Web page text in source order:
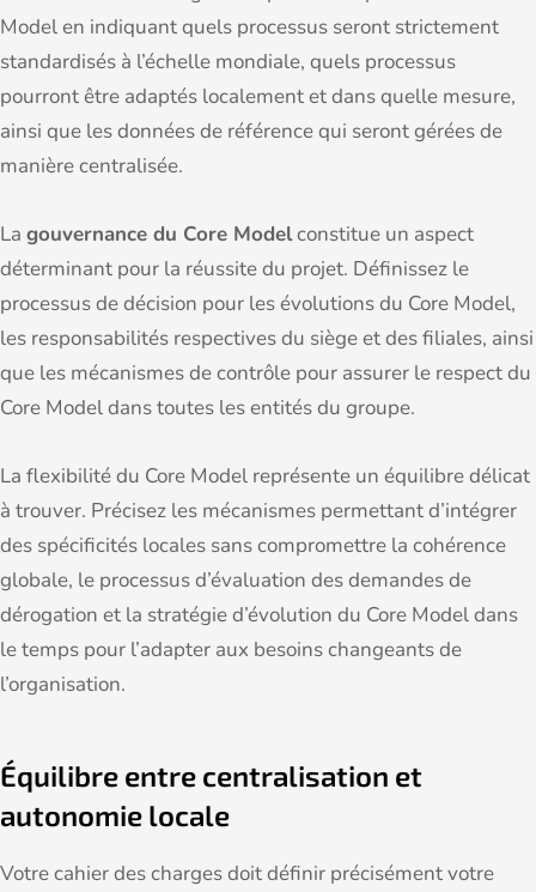
Model en indiquant quels processus seront strictement
standardisés à l’échelle mondiale, quels processus
pourront être adaptés localement et dans quelle mesure,
ainsi que les données de référence qui seront gérées de
manière centralisée.
La gouvernance du Core Modelconstitue un aspect
déterminant pour la réussite du projet. Définissez le
processus de décision pour les évolutions du Core Model,
les responsabilités respectives du siège et des filiales, ainsi
que les mécanismes de contrôle pour assurer le respect du
Core Model dans toutes les entités du groupe.
La flexibilité du Core Model représente un équilibre délicat
à trouver. Précisez les mécanismes permettant d’intégrer
des spécificités locales sans compromettre la cohérence
globale, le processus d’évaluation des demandes de
dérogation et la stratégie d’évolution du Core Model dans
le temps pour l’adapter aux besoins changeants de
l’organisation.
Équilibre entre centralisation et
autonomie locale
Votre cahier des charges doit définir précisément votre